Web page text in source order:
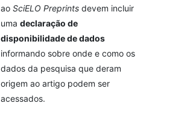
ao SciELO Preprintsdevem incluir
uma declaração de
disponibilidade de dados
informando sobre onde e como os
dados da pesquisa que deram
origem ao artigo podem ser
acessados.